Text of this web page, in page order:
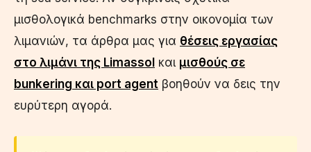
μισθολογικά benchmarks στην οικονομία των
λιμανιών, τα άρθρα μας για θέσεις εργασίας
στο λιμάνι της Limassol και μισθούς σε
bunkering και port agent βοηθούν να δεις την
ευρύτερη αγορά.